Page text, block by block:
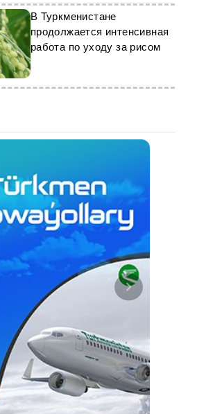
В Туркменистане
продолжается интенсивная
работа по уходу за рисом